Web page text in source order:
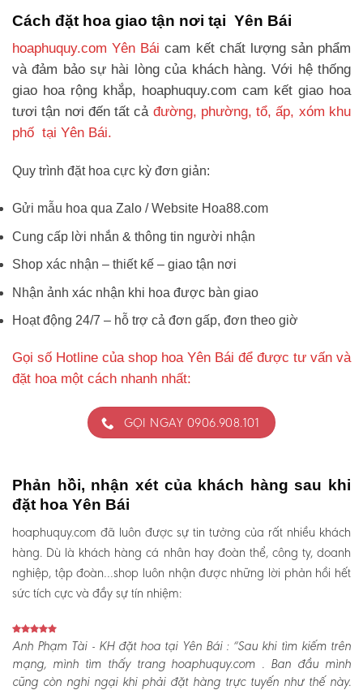
Cách đặt hoa giao tận nơi tại Yên Bái
hoaphuquy.com Yên Bái cam kết chất lượng sản phẩm
và đảm bảo sự hài lòng của khách hàng. Với hệ thống
giao hoa rộng khắp, hoaphuquy.com cam kết giao hoa
tươi tận nơi đến tất cả đường, phường, tổ, ấp, xóm khu
phố tại Yên Bái.
Quy trình đặt hoa cực kỳ đơn giản:
Gửi mẫu hoa qua Zalo / Website Hoa88.com
Cung cấp lời nhắn & thông tin người nhận
Shop xác nhận – thiết kế – giao tận nơi
Nhận ảnh xác nhận khi hoa được bàn giao
Hoạt động 24/7 – hỗ trợ cả đơn gấp, đơn theo giờ
Gọi số Hotline của shop hoa Yên Bái để được tư vấn và
đặt hoa một cách nhanh nhất:
GỌI NGAY 0906.908.101
Phản hồi, nhận xét của khách hàng sau khi
đặt hoa Yên Bái
hoaphuquy.com đã luôn được sự tin tưởng của rất nhiều khách
hàng. Dù là khách hàng cá nhân hay đoàn thể, công ty, doanh
nghiệp, tập đoàn…shop luôn nhận được những lời phản hồi hết
sức tích cực và đầy sự tín nhiệm:
Anh Phạm Tài - KH đặt hoa tại Yên Bái :“Sau khi tìm kiếm trên
mạng, mình tìm thấy trang hoaphuquy.com . Ban đầu mình
cũng còn nghi ngại khi phải đặt hàng trực tuyến như thế này.